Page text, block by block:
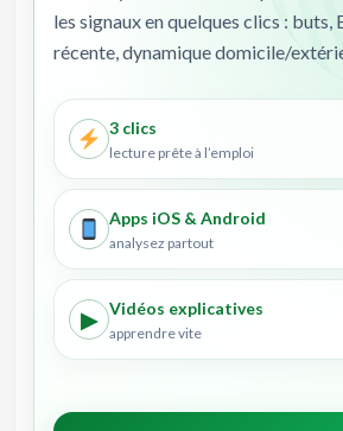
les signaux en quelques clics : buts,
récente, dynamique domicile/
3 clics
lecture prête à l’emploi
Apps iOS & Android
analysez partout
▶ Vidéos explicatives
apprendre vite